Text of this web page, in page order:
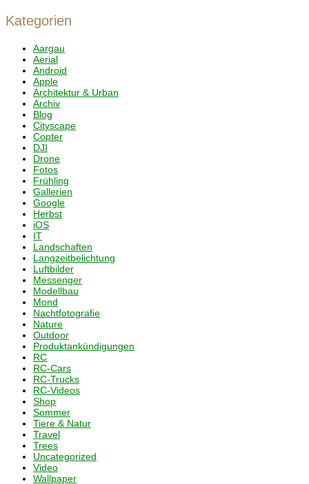
Kategorien
Aargau
Aerial
Android
Apple
Architektur & Urban
Archiv
Blog
Cityscape
Copter
DJI
Drone
Fotos
Frühling
Gallerien
Google
Herbst
iOS
IT
Landschaften
Langzeitbelichtung
Luftbilder
Messenger
Modellbau
Mond
Nachtfotografie
Nature
Outdoor
Produktankündigungen
RC
RC-Cars
RC-Trucks
RC-Videos
Shop
Sommer
Tiere & Natur
Travel
Trees
Uncategorized
Video
Wallpaper